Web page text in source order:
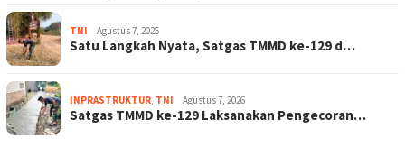
TNI Agustus 7, 2026
Satu Langkah Nyata, Satgas TMMD ke-129 d…
INPRASTRUKTUR TNI Agustus 7, 2026
Satgas TMMD ke-129 Laksanakan Pengecoran…